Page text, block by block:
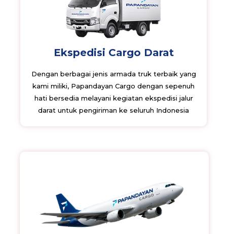
Ekspedisi Cargo Darat
Dengan berbagai jenis armada truk terbaik yang
kami miliki, Papandayan Cargo dengan sepenuh
hati bersedia melayani kegiatan ekspedisi jalur
darat untuk pengiriman ke seluruh Indonesia